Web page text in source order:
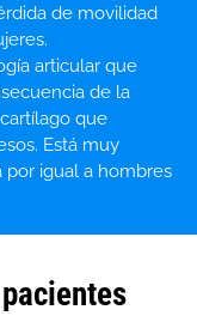
de movilidad
articular que
de la
que
Está muy
por igual a hombres